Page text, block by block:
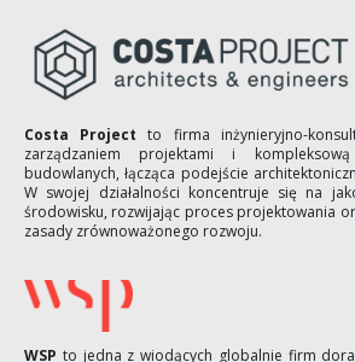
Costa Project to firma inżynieryjno-
zarządzaniem projektami i
budowlanych, łącząca podejście
W swojej działalności koncentruje się na
środowisku, rozwijając proces projektowania
zasady zrównoważonego rozwoju.
WSP to jedna z wiodących globalnie firm